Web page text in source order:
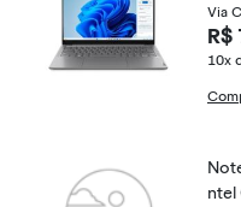
R
Via
10x
ntel